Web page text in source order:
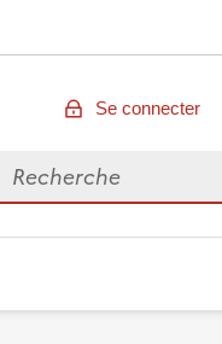
Se connecter
Rechercher des données